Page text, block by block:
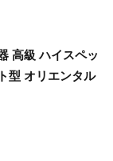
高級 ハイスペッ
型 オリエンタル